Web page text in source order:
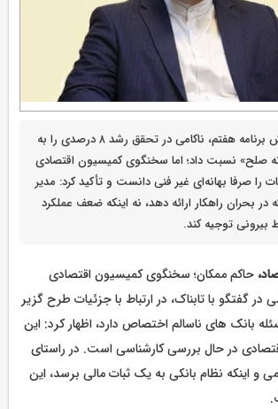
وزیر اقتصاد در گزارش برنامه هفتم، ناکامی در تحقق رشد ۸ درصدی را به
صلح» نسبت داد؛ اما سخنگوی کمیسیون اقتصادی
صرفا بهانه‌ای غیر فنی دانست و تأکید کرد: مدیر
بحران راهکار ارائه دهد، نه اینکه ضعف عملکرد
بیرونی توجیه کند.
حاکم ممکان؛ سخنگوی کمیسیون اقتصادی
گفتگو با تابناک، در ارتباط با جزئیات طرح گزیر
بانک های ناسالم اختصاص دارد، اظهار کرد: این
در حال بررسی کارشناسی است. در راستای
و اینکه نظام بانکی به یک ثبات مالی برسد، این